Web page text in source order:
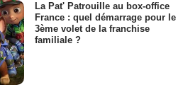
La Pat' Patrouille au box-office
France : quel démarrage pour le
3ème volet de la franchise
familiale ?